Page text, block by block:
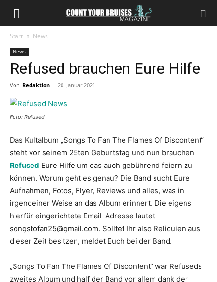
Start News
News
Refused brauchen Eure Hilfe
Von Redaktion - 20. Januar 2021
Foto: Refused
Das Kultalbum „Songs To Fan The Flames Of Discontent“
steht vor seinem 25ten Geburtstag und nun brauchen
Refused Eure Hilfe um das auch gebührend feiern zu
können. Worum geht es genau? Die Band sucht Eure
Aufnahmen, Fotos, Flyer, Reviews und alles, was in
irgendeiner Weise an das Album erinnert. Die eigens
hierfür eingerichtete Email-Adresse lautet
songstofan25@gmail.com. Solltet Ihr also Reliquien aus
dieser Zeit besitzen, meldet Euch bei der Band.
„Songs To Fan The Flames Of Discontent“ war Refuseds
zweites Album und half der Band vor allem dank der